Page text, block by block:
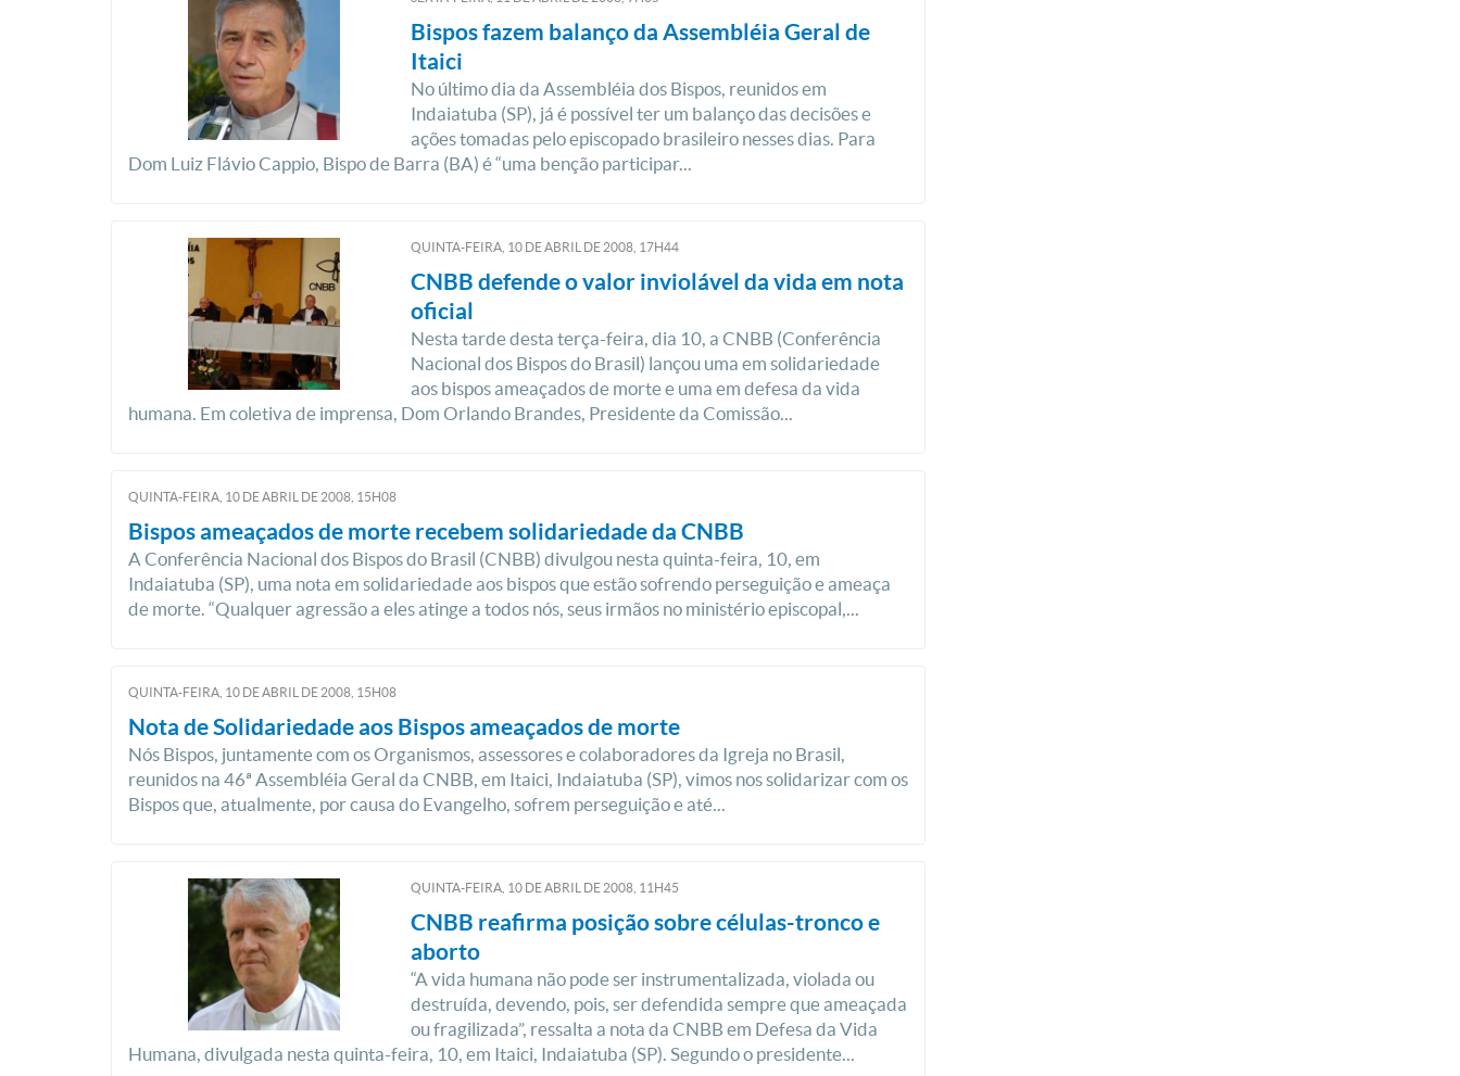
Bispos fazem balanço da Assembléia Geral de
Itaici
No último dia da Assembléia dos Bispos, reunidos em
Indaiatuba (SP), já é possível ter um balanço das decisões e
ações tomadas pelo episcopado brasileiro nesses dias. Para
Dom Luiz Flávio Cappio, Bispo de Barra (BA) é “uma benção participar...
QUINTA-FEIRA, 10 DEABRIL DE 2008, 17H44
CNBB defende o valor inviolável da vida em nota
oficial
Nesta tarde desta terça-feira, dia 10, a CNBB (Conferência
Nacional dos Bispos do Brasil) lançou uma em solidariedade
aos bispos ameaçados de morte e uma em defesa da vida
humana. Em coletiva de imprensa, Dom Orlando Brandes, Presidente da Comissão...
QUINTA-FEIRA, 10 DEABRIL DE 2008, 15H08
Bispos ameaçados de morte recebem solidariedade da CNBB
A Conferência Nacional dos Bispos do Brasil (CNBB) divulgou nesta quinta-feira, 10, em
Indaiatuba (SP), uma nota em solidariedade aos bispos que estão sofrendo perseguição e ameaça
de morte. “Qualquer agressão a eles atinge a todos nós, seus irmãos no ministério episcopal,...
QUINTA-FEIRA, 10 DEABRIL DE 2008, 15H08
Nota de Solidariedade aos Bispos ameaçados de morte
Nós Bispos, juntamente com os Organismos, assessores e colaboradores da Igreja no Brasil,
reunidos na 46ª Assembléia Geral da CNBB, em Itaici, Indaiatuba (SP), vimos nos solidarizar com os
Bispos que, atualmente, por causa do Evangelho, sofrem perseguição e até...
QUINTA-FEIRA, 10 DEABRIL DE 2008, 11H45
CNBB reafirma posição sobre células-tronco e
aborto
“A vida humana não pode ser instrumentalizada, violada ou
destruída, devendo, pois, ser defendida sempre que ameaçada
ou fragilizada”, ressalta a nota da CNBB em Defesa da Vida
Humana, divulgada nesta quinta-feira, 10, em Itaici, Indaiatuba (SP). Segundo o presidente...